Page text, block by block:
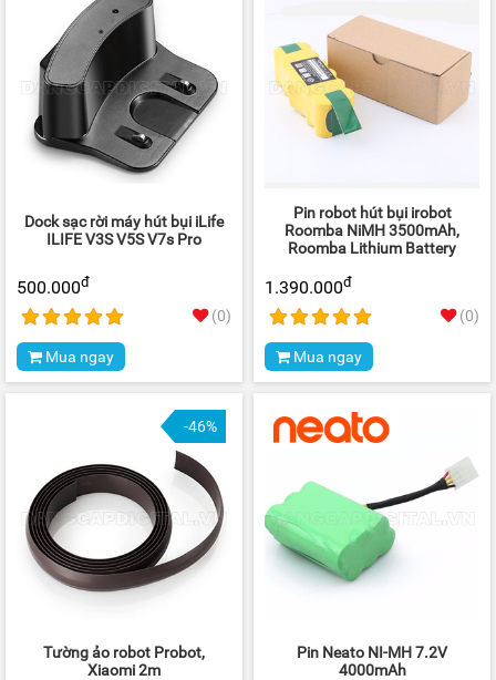
Dock sạc rời máy hút bụi iLife
ILIFE V3S V5S V7s Pro
500.000đ
(0)
Mua ngay
Pin robot hút bụi irobot
Roomba NiMH 3500mAh,
Roomba Lithium Battery
1.390.000đ
(0)
Mua ngay
-46%
Tường ảo robot Probot,
Xiaomi 2m
Pin Neato NI-MH 7.2V
4000mAh